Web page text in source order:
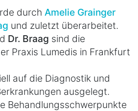
durch Amelie Grainger
und zuletzt überarbeitet.
Dr. Braag sind die
Praxis Lumedis in Frankfurt
auf die Diagnostik und
ausgelegt.
Behandlungsschwerpunkte